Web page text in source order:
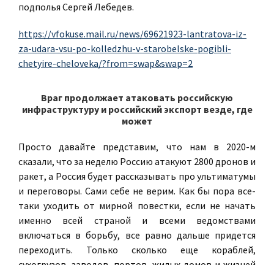
подполья Сергей Лебедев.
https://vfokuse.mail.ru/news/69621923-lantratova-iz-
za-udara-vsu-po-kolledzhu-v-starobelske-pogibli-
chetyire-cheloveka/?from=swap&swap=2
Враг продолжает атаковать российскую
инфраструктуру и российский экспорт везде, где
может
Просто давайте представим, что нам в 2020-м
сказали, что за неделю Россию атакуют 2800 дронов и
ракет, а Россия будет рассказывать про ультиматумы
и переговоры. Сами себе не верим. Как бы пора все-
таки уходить от мирной повестки, если не начать
именно всей страной и всеми ведомствами
включаться в борьбу, все равно дальше придется
переходить. Только сколько еще кораблей,